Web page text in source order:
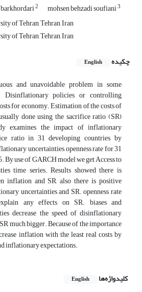
2 mohsen behzadi soufiani3
of Tehran, Tehran, Iran
of Tehran, Tehran, Iran
چکیده
English
and unavoidable problem in some
Disinflationary policies or controlling
for economy. Estimation of the costs of
done using the sacrifice ratio (SR)
examines the impact of inflationary
ratio in 31 developing countries, by
uncertainties, openness rate for 31
use of GARCH model we get Access to
time series. Results showed there is
inflation and SR, also there is positive
uncertainties and SR. openness rate
any effects on SR. biases and
decrease the speed of disinflationary
much bigger. Because of the importance
inflation with the least real costs by
inflationary expectations.
کلیدواژه‌ها English